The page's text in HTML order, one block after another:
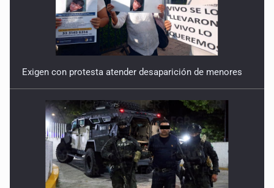
Exigen con protesta atender desaparición de menores